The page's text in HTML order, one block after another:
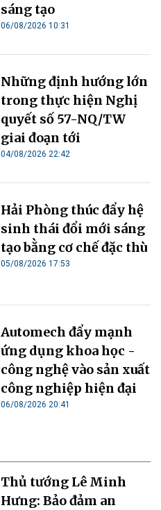
sáng tạo
06/08/2026 10:31
Những định hướng lớn
trong thực hiện Nghị
quyết số 57-NQ/TW
giai đoạn tới
04/08/2026 22:42
Hải Phòng thúc đẩy hệ
sinh thái đổi mới sáng
tạo bằng cơ chế đặc thù
05/08/2026 17:53
Automech đẩy mạnh
ứng dụng khoa học -
công nghệ vào sản xuất
công nghiệp hiện đại
06/08/2026 20:41
Thủ tướng Lê Minh
Hưng: Bảo đảm an